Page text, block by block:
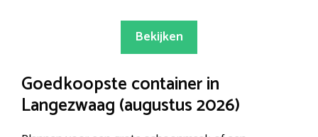
Bekijken
Goedkoopste container in
Langezwaag (augustus 2026)